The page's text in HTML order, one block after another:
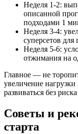
Неделя 1-2:
описанной
подходами 1
Неделя 3-4:
суперсетов
Неделя 5-6:
отжимания на
Главное — не
увеличение
развиваться без
Советы и
старта